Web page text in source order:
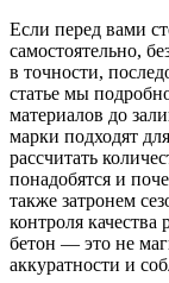
Если перед вами
самостоятельно,
в точности,
статье мы
материалов до
марки подходят
рассчитать
понадобятся и
также затронем
контроля
бетон — это не
аккуратности и